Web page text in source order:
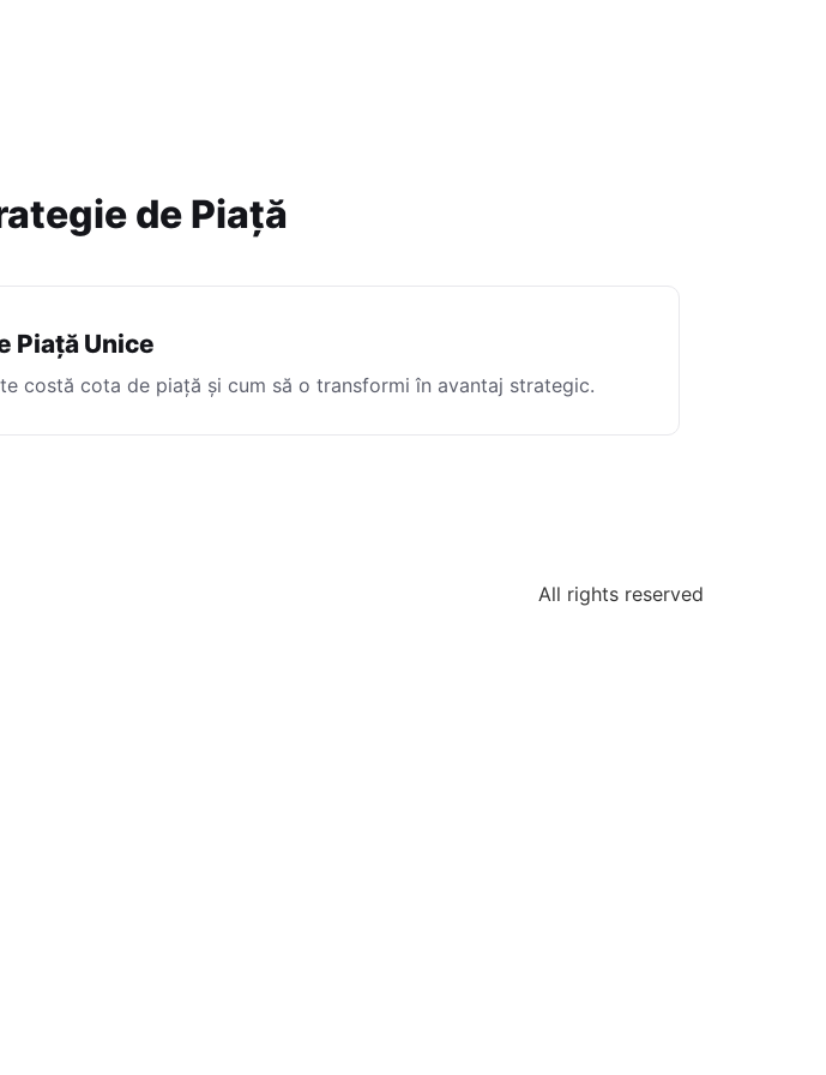
de Piață
Piață Unice
costă cota de piață și cum să o transformi în avantaj strategic.
All rights reserved